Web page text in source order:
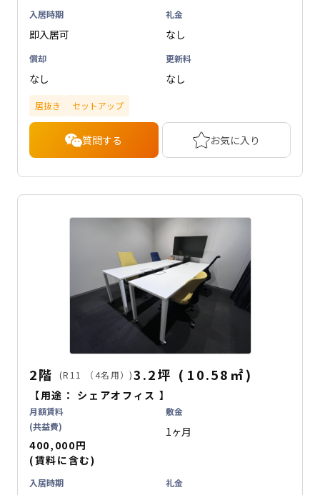
入居時期
即入居可
礼金
なし
償却
なし
更新料
なし
居抜き セットアップ
質問する お気に入り
2階 (R11 （4名用）)3.2坪 ( 10.58 ㎡)
【用途： シェアオフィス 】
月額賃料
(共益費)
400,000円
(賃料に含む)
敷金
1ヶ月
入居時期 礼金